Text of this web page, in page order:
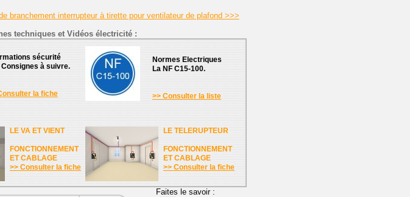
branchement interrupteur à tirette pour ventilateur de plafond >>>
techniques et Vidéos électricité :
sécurité
Consignes à suivre.
la fiche
Normes Electriques
La NF C15-100.
>> Consulter la liste
LE VA ET VIENT
FONCTIONNEMENT
ET CABLAGE
>> Consulter la fiche
LE TELERUPTEUR
FONCTIONNEMENT
ET CABLAGE
>> Consulter la fiche
Faites le savoir :